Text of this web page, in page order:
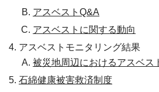
アスベストQ&A
アスベストに関する動向
アスベストモニタリング結果
被災地周辺におけるアスベス
石綿健康被害救済制度